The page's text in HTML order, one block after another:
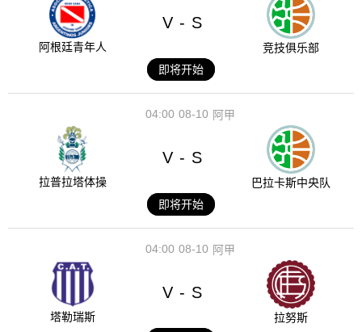
阿根廷青年人
V - S
竞技俱乐部
即将开始
08-10
04:00 阿甲
拉普拉塔体操
V - S
巴拉卡斯中央队
即将开始
08-10
04:00 阿甲
塔勒瑞斯
V - S
拉努斯